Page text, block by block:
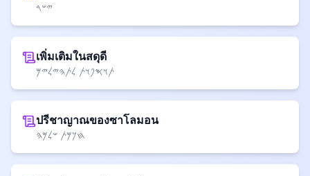
𐤉𐤔𐤓
เพิ่มเติมในสดุดี
𐤕𐤅𐤎𐤐𐤅𐤕 𐤋𐤕𐤄𐤉𐤋𐤉𐤌
ปรีชาญาณของซาโลมอน
𐤇𐤊𐤌𐤕 𐤔𐤋𐤌𐤄